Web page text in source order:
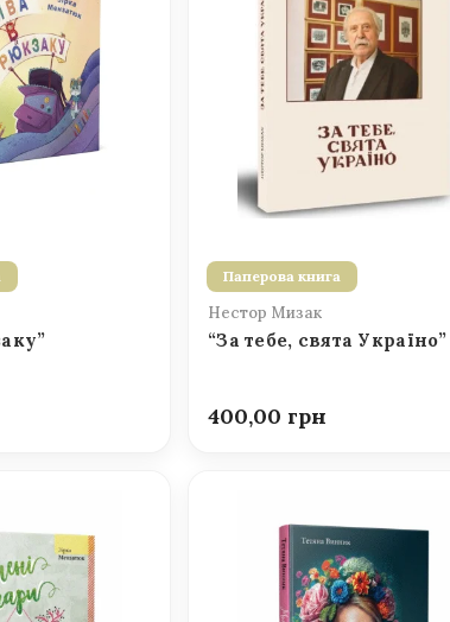
Паперова книга
Нестор Мизак
“За тебе, свята Україно”
400,00